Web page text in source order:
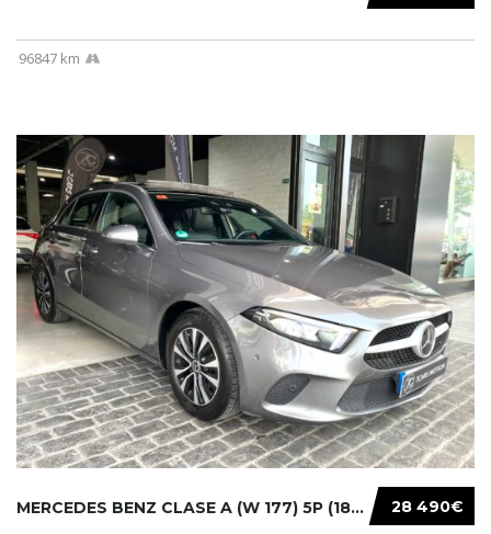
96847 km
28 490€
MERCEDES BENZ CLASE A (W 177) 5P (18-) 2020....